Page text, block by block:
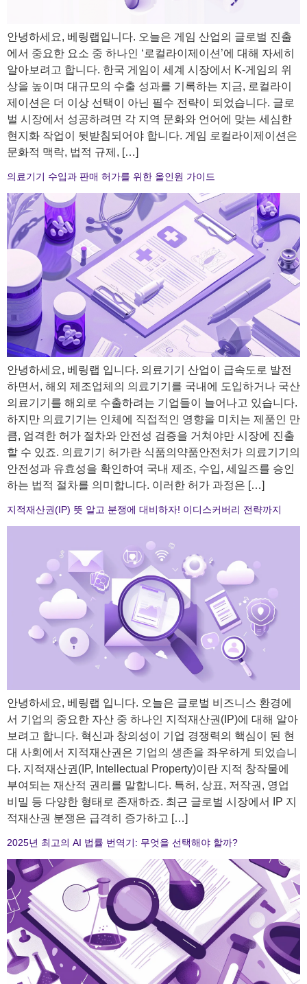
안녕하세요, 베링랩입니다. 오늘은 게임 산업의 글로벌 진출
에서 중요한 요소 중 하나인 ‘로컬라이제이션’에 대해 자세히
알아보려고 합니다. 한국 게임이 세계 시장에서 K-게임의 위
상을 높이며 대규모의 수출 성과를 기록하는 지금, 로컬라이
제이션은 더 이상 선택이 아닌 필수 전략이 되었습니다. 글로
벌 시장에서 성공하려면 각 지역 문화와 언어에 맞는 세심한
현지화 작업이 뒷받침되어야 합니다. 게임 로컬라이제이션은
문화적 맥락, 법적 규제, […]
의료기기 수입과 판매 허가를 위한 올인원 가이드
안녕하세요, 베링랩 입니다. 의료기기 산업이 급속도로 발전
하면서, 해외 제조업체의 의료기기를 국내에 도입하거나 국산
의료기기를 해외로 수출하려는 기업들이 늘어나고 있습니다.
하지만 의료기기는 인체에 직접적인 영향을 미치는 제품인 만
큼, 엄격한 허가 절차와 안전성 검증을 거쳐야만 시장에 진출
할 수 있죠. 의료기기 허가란 식품의약품안전처가 의료기기의
안전성과 유효성을 확인하여 국내 제조, 수입, 세일즈를 승인
하는 법적 절차를 의미합니다. 이러한 허가 과정은 […]
지적재산권(IP) 뜻 알고 분쟁에 대비하자! 이디스커버리 전략까지
안녕하세요, 베링랩 입니다. 오늘은 글로벌 비즈니스 환경에
서 기업의 중요한 자산 중 하나인 지적재산권(IP)에 대해 알아
보려고 합니다. 혁신과 창의성이 기업 경쟁력의 핵심이 된 현
대 사회에서 지적재산권은 기업의 생존을 좌우하게 되었습니
다. 지적재산권(IP, Intellectual Property)이란 지적 창작물에
부여되는 재산적 권리를 말합니다. 특허, 상표, 저작권, 영업
비밀 등 다양한 형태로 존재하죠. 최근 글로벌 시장에서 IP 지
적재산권 분쟁은 급격히 증가하고 […]
2025년 최고의 AI 법률 번역기: 무엇을 선택해야 할까?